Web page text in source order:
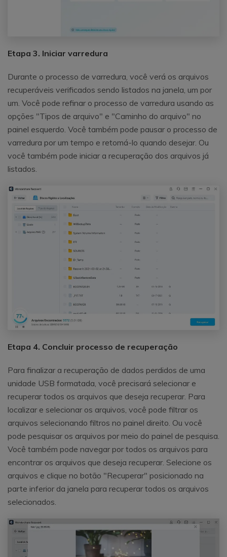
Etapa 3. Iniciar varredura
Durante o processo de varredura, você verá os arquivos
recuperáveis verificados sendo listados na janela, um por
um. Você pode refinar o processo de varredura usando as
opções "Tipos de arquivo" e "Caminho do arquivo" no
painel esquerdo. Você também pode pausar o processo de
varredura por um tempo e retomá-lo quando desejar. Ou
você também pode iniciar a recuperação dos arquivos já
listados.
Etapa 4. Concluir processo de recuperação
Para finalizar a recuperação de dados perdidos de uma
unidade USB formatada, você precisará selecionar e
recuperar todos os arquivos que deseja recuperar. Para
localizar e selecionar os arquivos, você pode filtrar os
arquivos selecionando filtros no painel direito. Ou você
pode pesquisar os arquivos por meio do painel de pesquisa.
Você também pode navegar por todos os arquivos para
encontrar os arquivos que deseja recuperar. Selecione os
arquivos e clique no botão "Recuperar" posicionado na
parte inferior da janela para recuperar todos os arquivos
selecionados.